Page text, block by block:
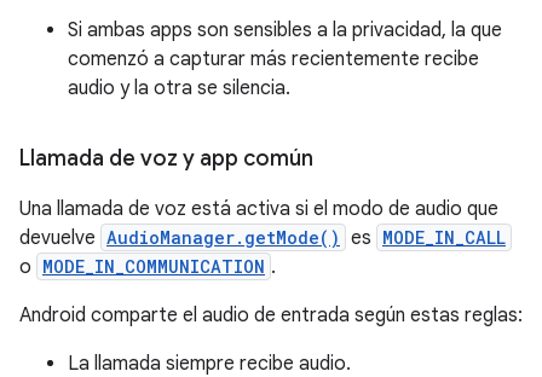
Si ambas apps son sensibles a la privacidad, la que
comenzó a capturar más recientemente recibe
audio y la otra se silencia.
Llamada de voz y app común
Una llamada de voz está activa si el modo de audio que
devuelve AudioManager.getMode() es MODE_IN_CALL
o MODE_IN_COMMUNICATION .
Android comparte el audio de entrada según estas reglas:
La llamada siempre recibe audio.